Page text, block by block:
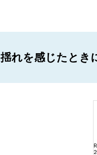
揺れを感じたとき